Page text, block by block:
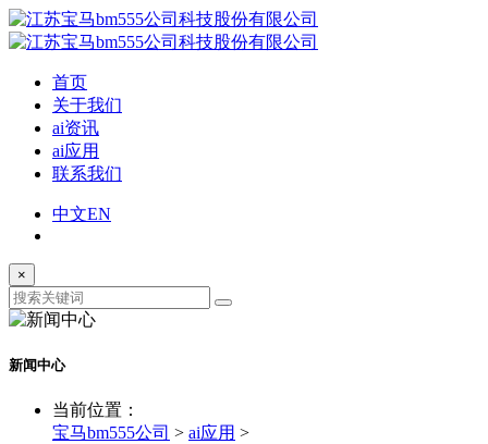
首页
关于我们
ai资讯
ai应用
联系我们
中文EN
×
新闻中心
当前位置：
宝马bm555公司 > ai应用 >